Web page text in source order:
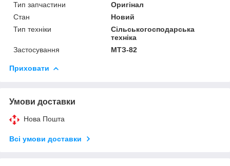
Тип запчастини
Оригінал
Стан
Новий
Тип техніки
Сільськогосподарська
техніка
Застосування
МТЗ-82
Приховати
Умови доставки
Нова Пошта
Всі умови доставки